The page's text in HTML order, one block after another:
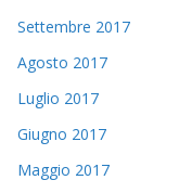
Settembre 2017
Agosto 2017
Luglio 2017
Giugno 2017
Maggio 2017